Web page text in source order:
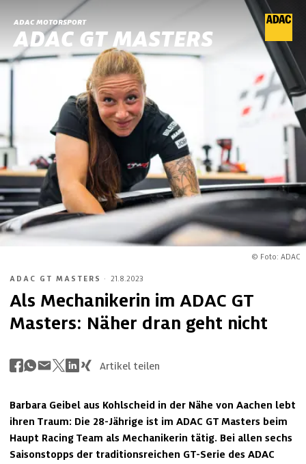
ADAC MOTORSPORT
ADAC GT MASTERS
© Foto: ADAC
ADAC GT MASTERS · 21.8.2023
Als Mechanikerin im ADAC GT
Masters: Näher dran geht nicht
Artikel teilen
Barbara Geibel aus Kohlscheid in der Nähe von Aachen lebt
ihren Traum: Die 28-Jährige ist im ADAC GT Masters beim
Haupt Racing Team als Mechanikerin tätig. Bei allen sechs
Saisonstopps der traditionsreichen GT-Serie des ADAC